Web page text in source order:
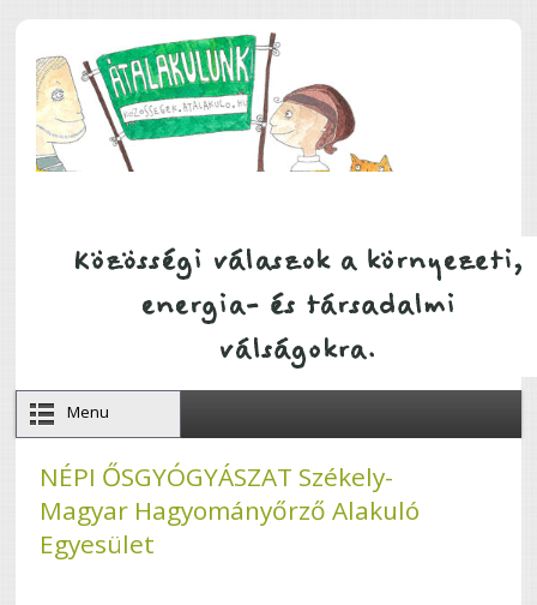
Menu
NÉPI ŐSGYÓGYÁSZAT Székely-
Magyar Hagyományőrző Alakuló
Egyesület